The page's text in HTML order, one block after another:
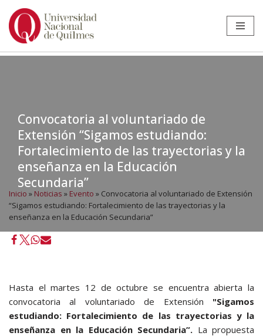
Ir
Convocatoria al voluntariado de
Extensión “Sigamos estudiando:
Fortalecimiento de las trayectorias y la
enseñanza en la Educación
Secundaria”
Inicio » Noticias » Evento » Convocatoria al voluntariado de Extensión
“Sigamos estudiando: Fortalecimiento de las trayectorias y la
enseñanza en la Educación Secundaria”
Hasta el martes 12 de octubre se encuentra abierta la
convocatoria al voluntariado de Extensión "Sigamos
estudiando: Fortalecimiento de las trayectorias y la
enseñanza en la Educación Secundaria”. La propuesta